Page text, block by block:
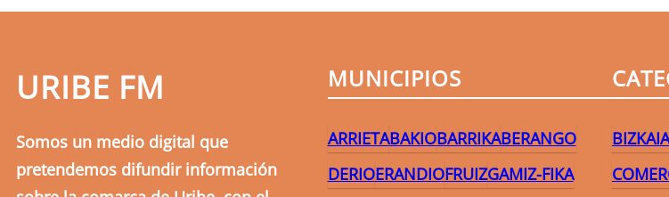
URIBE FM
Somos un medio digital que
pretendemos difundir información
MUNICIPIOS
ARRIETABAKIOBARRIKABERANGO
DERIOERANDIOFRUIZGAMIZ-FIKA
BIZKAIA